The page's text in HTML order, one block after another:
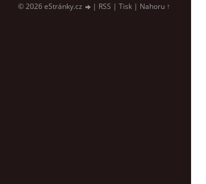
© 2026 eStránky.cz | RSS | Tisk | Nahoru ↑